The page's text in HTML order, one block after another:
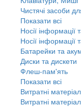
Чистячі засоби
Показати всі
Носії інформації
Носії інформації
Батарейки та
Диски та дискети
Флеш-пам'ять
Показати всі
Витратні
Витратні